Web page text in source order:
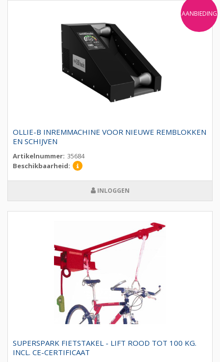
AANBIEDING
OLLIE-B INREMMACHINE VOOR NIEUWE REMBLOKKEN
EN SCHIJVEN
Artikelnummer: 35684
Beschikbaarheid:
INLOGGEN
SUPERSPARK FIETSTAKEL - LIFT ROOD TOT 100 KG.
INCL. CE-CERTIFICAAT